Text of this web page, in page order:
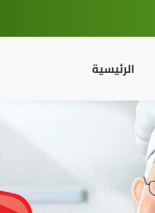
الرئيسية